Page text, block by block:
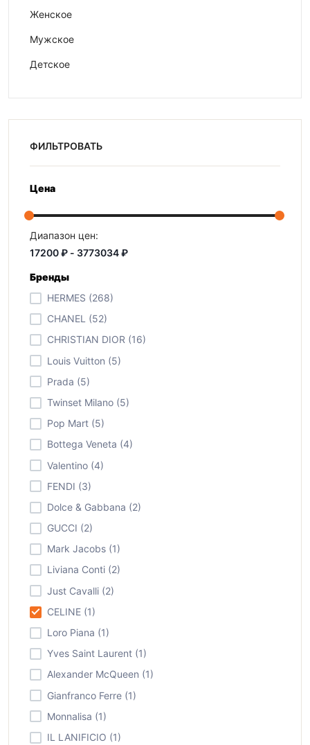
Женское
Мужское
Детское
ФИЛЬТРОВАТЬ
Цена
Диапазон цен:
Бренды
HERMES (268)
CHANEL (52)
CHRISTIAN DIOR (16)
Louis Vuitton (5)
Prada (5)
Twinset Milano (5)
Pop Mart (5)
Bottega Veneta (4)
Valentino (4)
FENDI (3)
Dolce & Gabbana (2)
GUCCI (2)
Mark Jacobs (1)
Liviana Conti (2)
Just Cavalli (2)
CELINE (1)
Loro Piana (1)
Yves Saint Laurent (1)
Alexander McQueen (1)
Gianfranco Ferre (1)
Monnalisa (1)
IL LANIFICIO (1)